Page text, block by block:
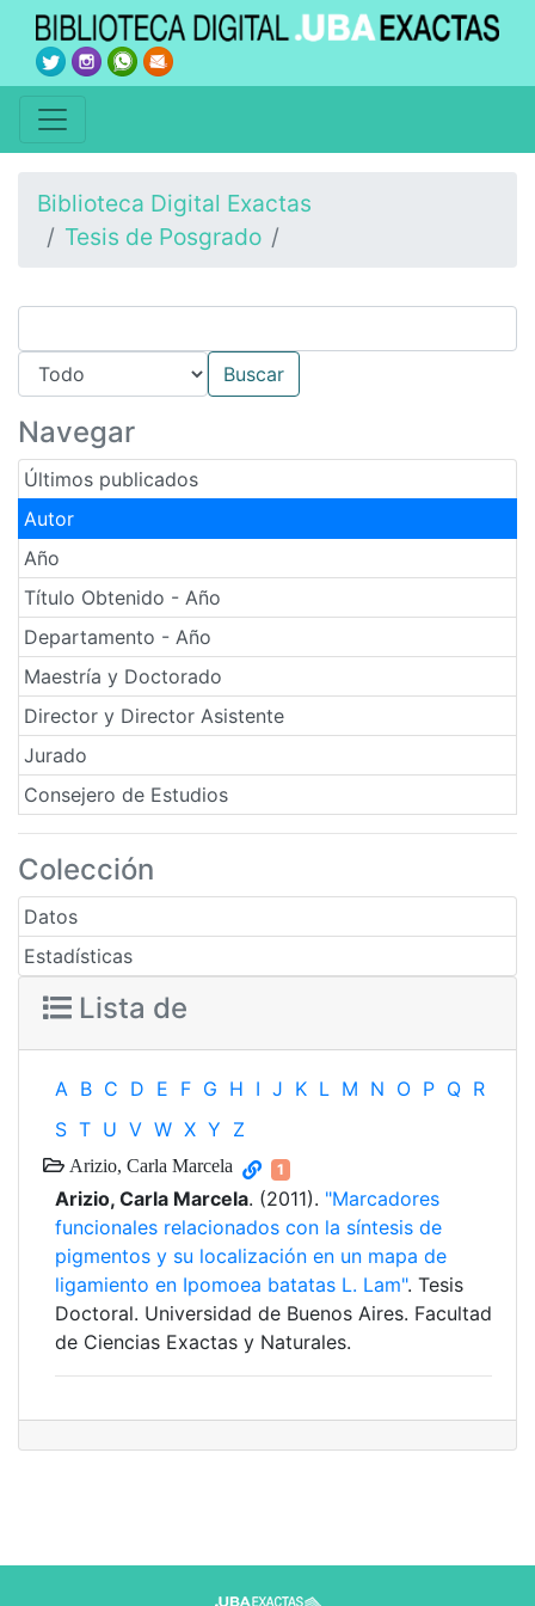
Biblioteca Digital Exactas
Tesis de Posgrado
Navegar
Últimos publicados
Autor
Año
Título Obtenido - Año
Departamento - Año
Maestría y Doctorado
Director y Director Asistente
Jurado
Consejero de Estudios
Colección
Datos
Estadísticas
Lista de
A B C D E F G H I J K L M N O P Q R
S T U V W X Y Z
Arizio, Carla Marcela 1
Arizio, Carla Marcela. (2011). "Marcadores
funcionales relacionados con la síntesis de
pigmentos y su localización en un mapa de
ligamiento en Ipomoea batatas L. Lam". Tesis
Doctoral. Universidad de Buenos Aires. Facultad
de Ciencias Exactas y Naturales.